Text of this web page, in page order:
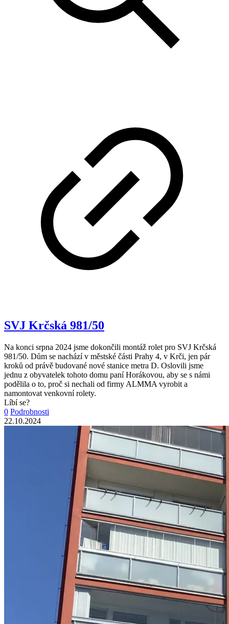
SVJ Krčská 981/50
Na konci srpna 2024 jsme dokončili montáž rolet pro SVJ Krčská
981/50. Dům se nachází v městské části Prahy 4, v Krči, jen pár
kroků od právě budované nové stanice metra D. Oslovili jsme
jednu z obyvatelek tohoto domu paní Horákovou, aby se s námi
podělila o to, proč si nechali od firmy ALMMA vyrobit a
namontovat venkovní rolety.
Líbí se?
0 Podrobnosti
22.10.2024